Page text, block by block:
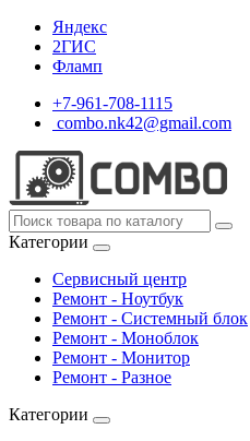
Яндекс
2ГИС
Фламп
+7-961-708-1115
combo.nk42@gmail.com
Категории
Сервисный центр
Ремонт - Ноутбук
Ремонт - Системный блок
Ремонт - Моноблок
Ремонт - Монитор
Ремонт - Разное
Категории